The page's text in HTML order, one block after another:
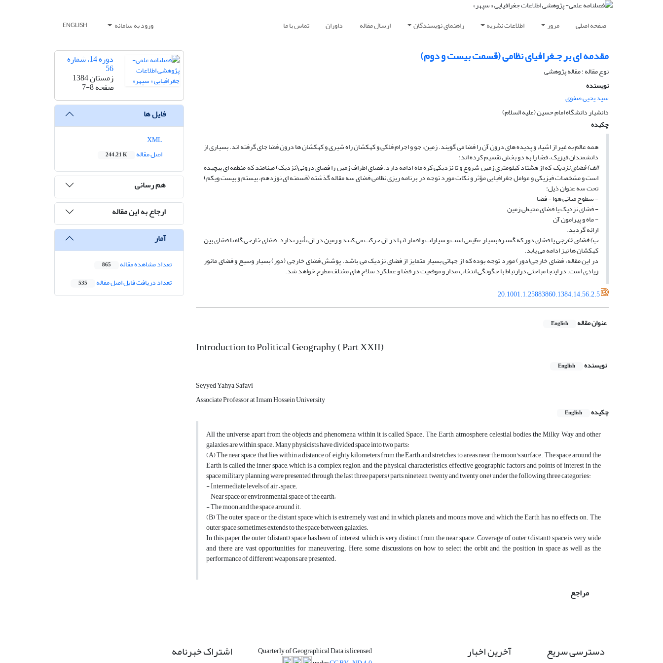
صفحه اصلی مرور اطلاعات نشریه راهنمای نویسندگان ارسال مقاله داوران تماس با ما ورود به سامانه ENGLISH
مقدمه ‏اى بر جـغرافیاى نظامى (قسمت بیست و دوم)
نوع مقاله : مقاله پژوهشی
نویسنده
سید یحیی صفوی
دانشیار دانشگاه امام حسین (علیه‏ السلام)
چکیده
همه عالم به غیر از اشیاء و پدیده‏ هاى درون آن را فضا مى‏ گویند. زمین، جو و اجرام فلکى و کهکشان راه شیرى و کهکشان ها درون فضا جاى گرفته‏ اند. بسیارى از
دانشمندان فیزیک، فضا را به دو بخش تقسیم کرده‏ اند:
الف) فضاى نزدیککه از هشتاد کیلومترى زمین شروع و تا نزدیکى کره ماه ادامه دارد. فضاى اطراف زمین را فضاى درونى(نزدیک) مى‏نامند که منطقه ‏اى پیچیده
است و مشخصات فیزیکى و عوامل جغرافیایى مؤثر و نکات مورد توجه در برنامه ریزى نظامى فضاى سه مقاله گذشته (قسمته اى نوزدهم، بیستم و بیست ویکم)
تحت سه عنوان ذیل:
- سطوح میانى هوا - فضا
- فضاى نزدیک یا فضاى محیطى زمین
- ماه و پیرامون آن
ارائه گردید.
ب) فضاى خارجىیا فضاى دور که گستره بسیار عظیمى است و سیارات و اقمار آنها در آن حرکت مى‏ کنند و زمین در آن تأثیر ندارد. فضاى خارجى گاه تا فضاى بین
کهکشان ها نیز ادامه مى ‏یابد.
در این مقاله، فضاى خارجى(دور) مورد توجه بوده که از جهاتى بسیار متمایز از فضاى نزدیک مى‏ باشد. پوشش فضاى خارجى (دور) بسیار وسیع و فضاى مانور
زیادى است. در اینجا مباحثى درارتباط با چگونگى انتخاب مدار و موقعیت در فضا و عملکرد سلاح­ هاى مختلف مطرح خواهد شد.
20.1001.1.25883860.1384.14.56.2.5
عنوان مقاله English
Introduction to Political Geography ( Part XXII)
نویسنده English
Seyyed Yahya Safavi
Associate Professor at Imam Hossein University
چکیده
English
All the universe apart from the objects and phenomena within it is called Space. The Earth, atmosphere, celestial bodies, the Milky Way and other
galaxies are within space. Many physicists have divided space into two parts:
(A) The near space that lies within a distance of eighty kilometers from the Earth and stretches to areas near the moon's surface. The space around the
Earth is called the inner space, which is a complex region, and the physical characteristics, effective geographic factors and points of interest in the
space military planning were presented through the last three papers (parts nineteen, twenty and twenty one) under the following three categories:
- Intermediate levels of air – space;
- Near space or environmental space of the earth;
- The moon and the space around it.
(B) The outer space or the distant space which is extremely vast and in which planets and moons move, and which the Earth has no effects on. The
outer space sometimes extends to the space between galaxies.
In this paper, the outer (distant) space has been of interest, which is very distinct from the near space. Coverage of outer (distant) space is very wide
and there are vast opportunities for maneuvering. Here, some discussions on how to select the orbit and the position in space as well as the
performance of different weapons are presented.
مراجع
دوره 14، شماره
56
زمستان 1384
صفحه7-8
فایل ها
اصل مقاله
244.21 K
هم رسانی
ارجاع به این مقاله
آمار
تعداد مشاهده مقاله 865
تعداد دریافت فایل اصل مقاله 535
دسترسی سریع آخرین اخبار
Quarterly of Geographical Data is licensed
اشتراک خبرنامه